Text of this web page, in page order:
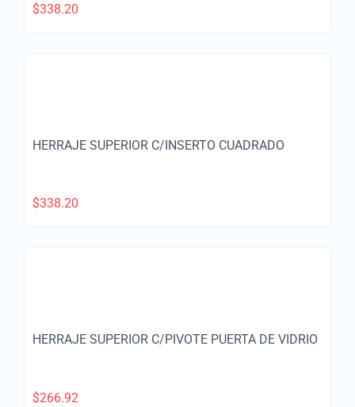
$338.20
HERRAJE SUPERIOR C/INSERTO CUADRADO
$338.20
HERRAJE SUPERIOR C/PIVOTE PUERTA DE VIDRIO
$266.92